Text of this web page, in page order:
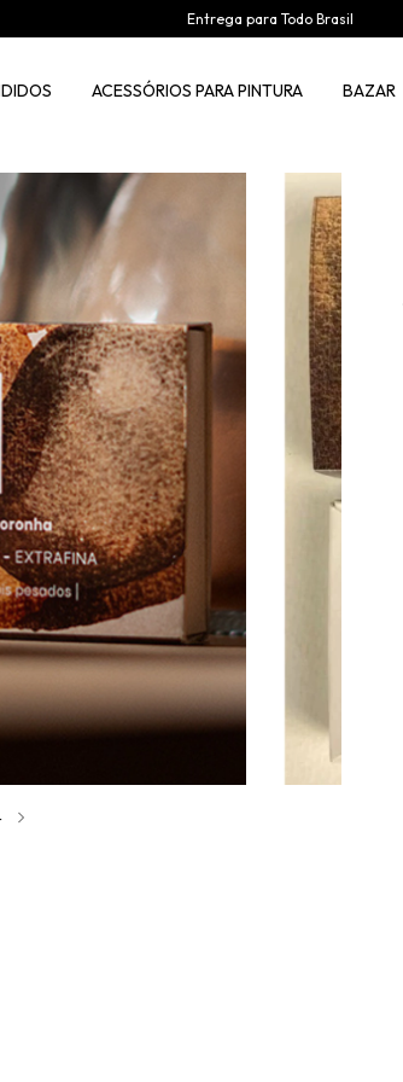
Entrega para Todo Brasil
ACESSÓRIOS PARA PINTURA BAZAR